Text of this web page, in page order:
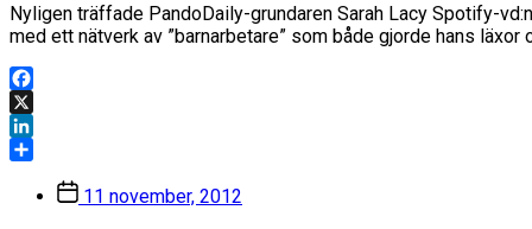
Nyligen träffade PandoDaily-grundaren Sarah Lacy Spotify-
med ett nätverk av ”barnarbetare” som både gjorde hans
Facebook
X
LinkedIn
Inläggsdatum
11 november, 2012